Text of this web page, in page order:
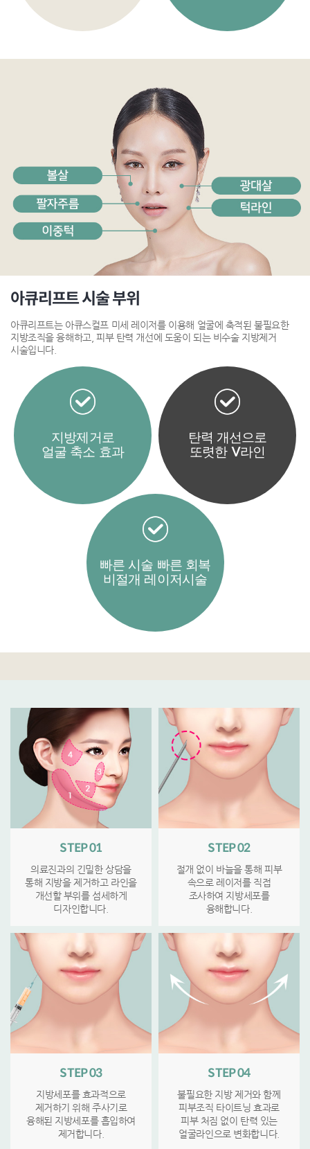
아큐리프트시술 부위
아큐리프트는 아큐스컬프 미세 레이저를 이용해 얼굴에 축적된 불필요한
지방조직을 융해하고, 피부 탄력 개선에 도움이 되는 비수술 지방제거
시술입니다.
지방제거로
얼굴 축소 효과
탄력 개선으로
또렷한 V라인
빠른 시술 빠른 회복
비절개 레이저시술
STEP 01
의료진과의 긴밀한 상담을
통해 지방을 제거하고 라인을
개선할 부위를 섬세하게
디자인합니다.
STEP 02
절개 없이 바늘을 통해 피부
속으로 레이저를 직접
조사하여 지방세포를
융해합니다.
STEP 03
지방세포를 효과적으로
제거하기 위해 주사기로
융해된 지방세포를 흡입하여
제거합니다.
STEP 04
불필요한 지방 제거와 함께
피부조직 타이트닝 효과로
피부 처짐 없이 탄력 있는
얼굴라인으로 변화합니다.